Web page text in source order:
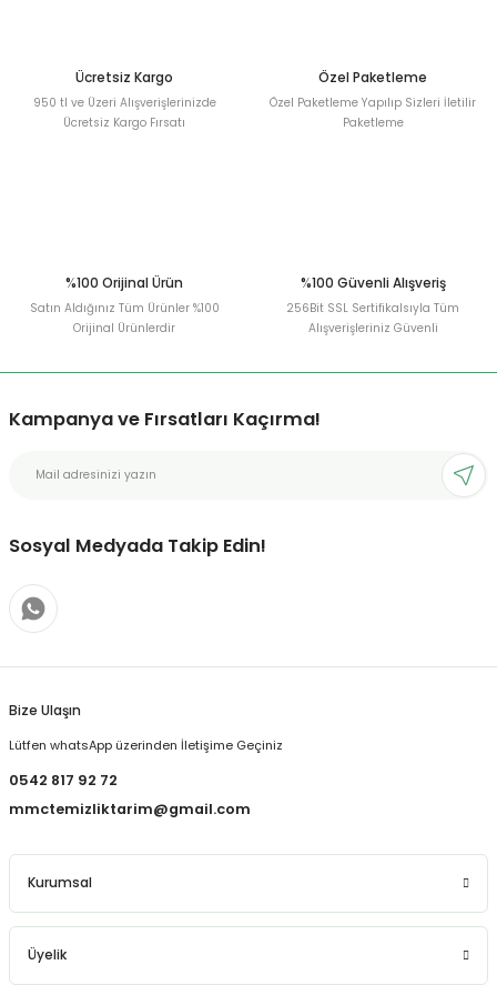
Ücretsiz Kargo
950 tl ve Üzeri Alışverişlerinizde
Ücretsiz Kargo Fırsatı
Özel Paketleme
Özel Paketleme Yapılıp Sizleri İletilir
Paketleme
%100 Orijinal Ürün
Satın Aldığınız Tüm Ürünler %100
Orijinal Ürünlerdir
%100 Güvenli Alışveriş
256Bit SSL Sertifikalsıyla Tüm
Alışverişleriniz Güvenli
Kampanya ve Fırsatları Kaçırma!
Sosyal Medyada Takip Edin!
Bize Ulaşın
Lütfen whatsApp üzerinden İletişime Geçiniz
0542 817 92 72
mmctemizliktarim@gmail.com
Kurumsal
Üyelik